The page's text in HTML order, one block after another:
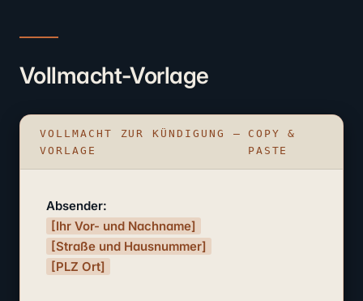
Vollmacht-Vorlage
VOLLMACHT ZUR KÜNDIGUNG –
VORLAGE
COPY &
PASTE
Absender:
[Ihr Vor- und Nachname]
[Straße und Hausnummer]
[PLZ Ort]